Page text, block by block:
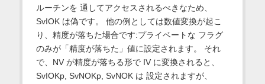
ルーチンを 通してアクセスされるべきなため、
SvIOK は偽です。 他の例としては数値変換が起こ
り、精度が落ちた場合です:プライベートな フラグ
のみが「精度が落ちた」値に設定されます。 それ
で、NV が精度が落ちる形で IV に変換されると、
SvIOKp, SvNOKp, SvNOK は 設定されますが、